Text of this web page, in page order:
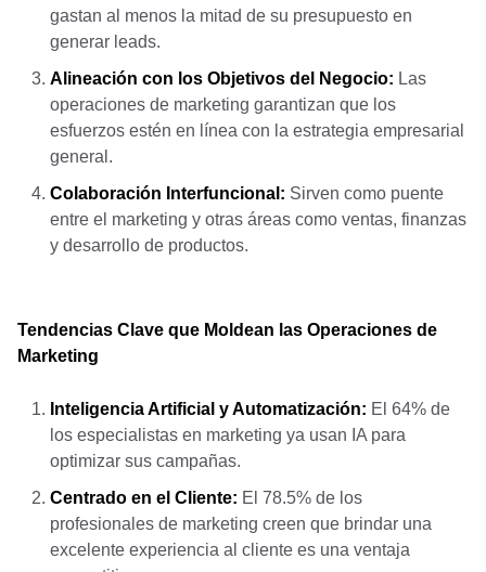
gastan al menos la mitad de su presupuesto en
generar leads.
Alineación con los Objetivos del Negocio: Las
operaciones de marketing garantizan que los
esfuerzos estén en línea con la estrategia empresarial
general.
Colaboración Interfuncional: Sirven como puente
entre el marketing y otras áreas como ventas, finanzas
y desarrollo de productos.
Tendencias Clave que Moldean las Operaciones de
Marketing
Inteligencia Artificial y Automatización: El 64% de
los especialistas en marketing ya usan IA para
optimizar sus campañas.
Centrado en el Cliente: El 78.5% de los
profesionales de marketing creen que brindar una
excelente experiencia al cliente es una ventaja